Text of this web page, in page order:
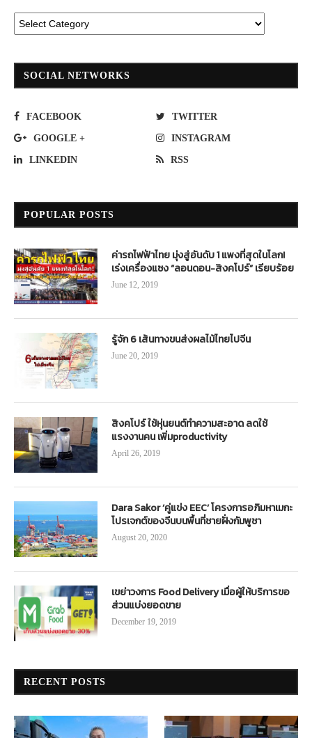
SOCIAL NETWORKS
FACEBOOK TWITTER
GOOGLE + INSTAGRAM
LINKEDIN RSS
POPULAR POSTS
ค่ารถไฟฟ้าไทย มุ่งสู่อันดับ 1 แพงที่สุดในโลก!
เร่งเครื่องแซง “ลอนดอน-สิงคโปร์” เรียบร้อย
June 12, 2019
รู้จัก 6 เส้นทางขนส่งผลไม้ไทยไปจีน
June 20, 2019
สิงคโปร์ ใช้หุ่นยนต์ทำความสะอาด ลดใช้
แรงงานคน เพิ่มproductivity
April 26, 2019
Dara Sakor ‘คู่แข่ง EEC’ โครงการอภิมหาเมกะ
โปรเจกต์ของจีนบนพื้นที่ชายฝั่งกัมพูชา
August 20, 2020
เขย่าวงการ Food Delivery เมื่อผู้ให้บริการขอ
ส่วนแบ่งยอดขาย
December 19, 2019
RECENT POSTS